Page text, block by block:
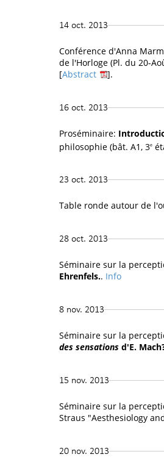
14 oct. 2013
Conférence d'Anna
de l'Horloge (Pl. du 20-
[Abstract ].
16 oct. 2013
Proséminaire:
philosophie (bât. A1, 3e
23 oct. 2013
Table ronde autour de
28 oct. 2013
Séminaire sur la
Ehrenfels.. Info
8 nov. 2013
Séminaire sur la
des sensations d'E.
15 nov. 2013
Séminaire sur la
Straus "Aesthesiology
20 nov. 2013